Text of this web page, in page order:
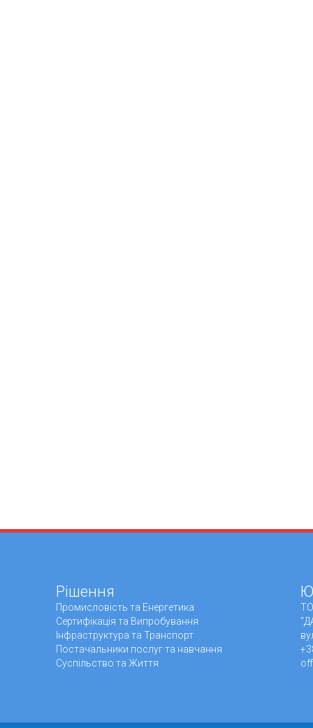
Рішення
Промисловiсть та Енергетика
Сертифікація та Випробування
Інфраструктура та Транспорт
Постачальники послуг та навчання
Суспільство та Життя